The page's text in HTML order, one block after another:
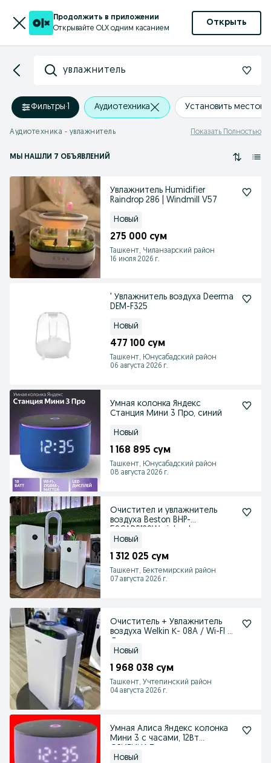
Продолжить в приложении
Открывайте OLX одним касанием
Открыть
увлажнитель
Фильтры·1 Аудиотехника Установить
Аудиотехника - увлажнитель Показать Полностью
МЫ НАШЛИ 7 ОБЪЯВЛЕНИЙ
Увлажнитель Humidifier
Raindrop 286 | Windmill V57
Новый
275 000 сум
Ташкент, Чиланзарский район
16 июля 2026 г.
' Увлажнитель воздуха Deerma
DEM-F325
Новый
477 100 сум
Ташкент, Юнусабадский район
06 августа 2026 г.
Умная колонка Яндекс
Станция Мини 3 Про, синий
Новый
1 168 895 сум
Ташкент, Юнусабадский район
08 августа 2026 г.
Очистител и увлажнитель
воздуха Beston BHP-
Новый
1 312 025 сум
Ташкент, Бектемирский район
07 августа 2026 г.
Очиститель + Увлажнитель
воздуха Welkin К- 08A / Wi-FI /
Новый
1 968 038 сум
Ташкент, Учтепинский район
04 августа 2026 г.
Умная Алиса Яндекс колонка
Мини 3 с часами, 12Вт
Новый